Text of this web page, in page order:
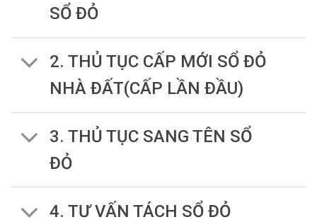
SỔ ĐỎ
2. THỦ TỤC CẤP MỚI SỔ ĐỎ
NHÀ ĐẤT(CẤP LẦN ĐẦU)
3. THỦ TỤC SANG TÊN SỔ
ĐỎ
4. TƯ VẤN TÁCH SỔ ĐỎ